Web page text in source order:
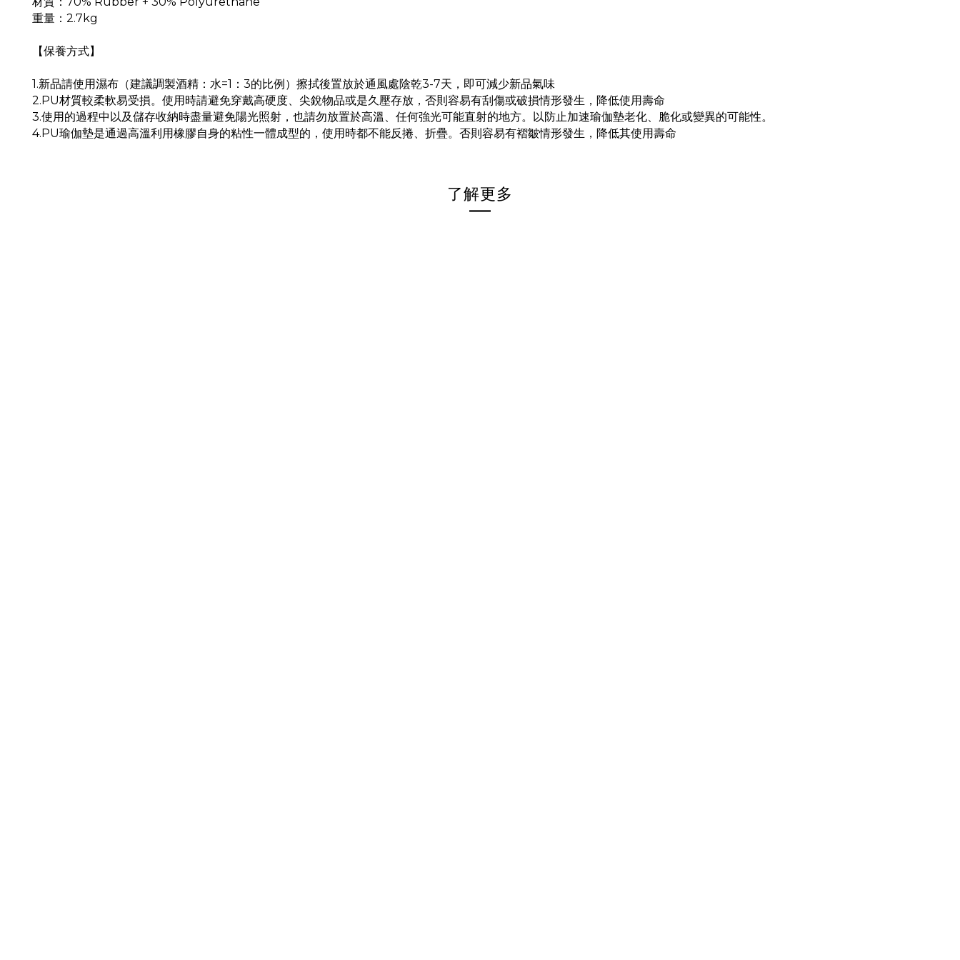
重量：2.7kg
【保養方式】
1.新品請使用濕布（建議調製酒精：水=1：3的比例）擦拭後置放於通風處陰乾3-7天，即可減少新品氣味
2.PU材質較柔軟易受損。使用時請避免穿戴高硬度、尖銳物品或是久壓存放，否則容易有刮傷或破損情形發生，降低使用壽命
3.使用的過程中以及儲存收納時盡量避免陽光照射，也請勿放置於高溫、任何強光可能直射的地方。以防止加速瑜伽墊老化、脆化或變異的可能性。
4.PU瑜伽墊是通過高溫利用橡膠自身的粘性一體成型的，使用時都不能反捲、折疊。否則容易有褶皺情形發生，降低其使用壽命
了解更多